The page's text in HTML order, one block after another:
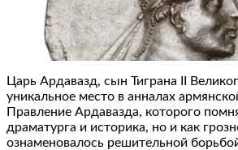
Царь Ардавазд, сын Тиграна II
уникальное место в анналах
Правление Ардавазда, которого
драматурга и историка, но и как
ознаменовалось решительной